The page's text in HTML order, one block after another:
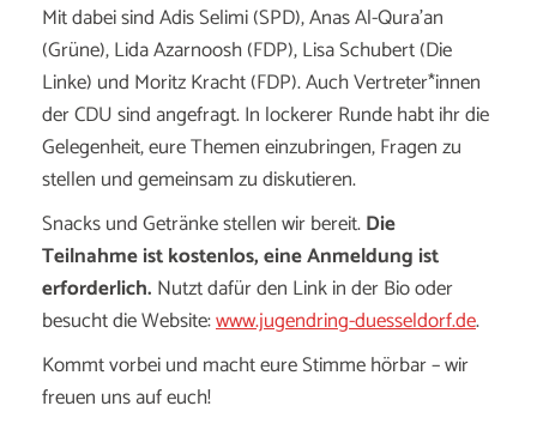
Mit dabei sind Adis Selimi (SPD), Anas Al-Qura’an
(Grüne), Lida Azarnoosh (FDP), Lisa Schubert (Die
Linke) und Moritz Kracht (FDP). Auch Vertreter*innen
der CDU sind angefragt. In lockerer Runde habt ihr die
Gelegenheit, eure Themen einzubringen, Fragen zu
stellen und gemeinsam zu diskutieren.
Snacks und Getränke stellen wir bereit.Die
Teilnahme ist kostenlos, eine Anmeldung ist
erforderlich. Nutzt dafür den Link in der Bio oder
besucht die Website:www.jugendring-duesseldorf.de.
Kommt vorbei und macht eure Stimme hörbar – wir
freuen uns auf euch!